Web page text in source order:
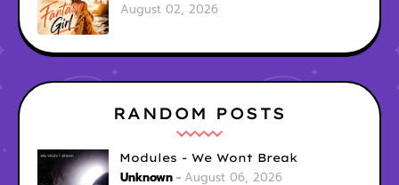
August 02, 2026
RANDOM POSTS
Modules - We Wont Break
Unknown August 06, 2026